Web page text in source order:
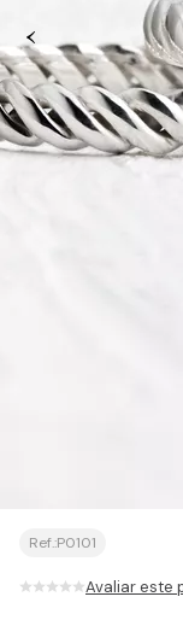
Ref.:P0101
Avaliar este